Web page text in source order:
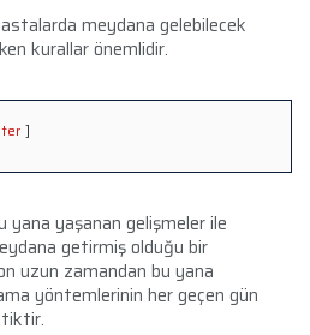
meydana gelebilecek
kurallar önemlidir.
yana yaşanan gelişmeler ile
getirmiş olduğu bir
uzun zamandan bu yana
yöntemlerinin her geçen gün